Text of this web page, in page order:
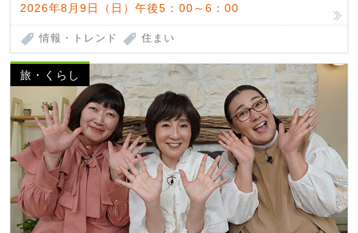
2026年8月9日（日）午後5：00～6：00
情報・トレンド 住まい
旅・くらし